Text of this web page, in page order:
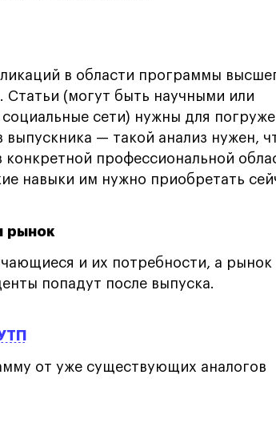
в области программы
Статьи (могут быть научными или
сети) нужны для
выпускника — такой анализ нужен,
профессиональной
навыки им нужно приобретать
рынок
и их потребности, а
попадут после выпуска.
от уже существующих аналогов